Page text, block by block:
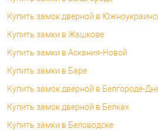
Купить замок дверной в
Купить замки в Жашкове
Купить замки в Аскания-Новой
Купить замки в Баре
Купить замок дверной в Белгороде-
Купить замок дверной в Белках
Купить замки в Беловодске